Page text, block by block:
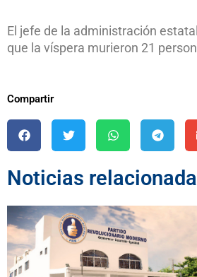
El jefe de la administración
que la víspera murieron 21
Compartir
Noticias